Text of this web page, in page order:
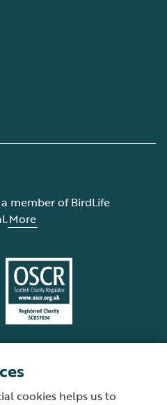
a member of BirdLife
More
cookies helps us to